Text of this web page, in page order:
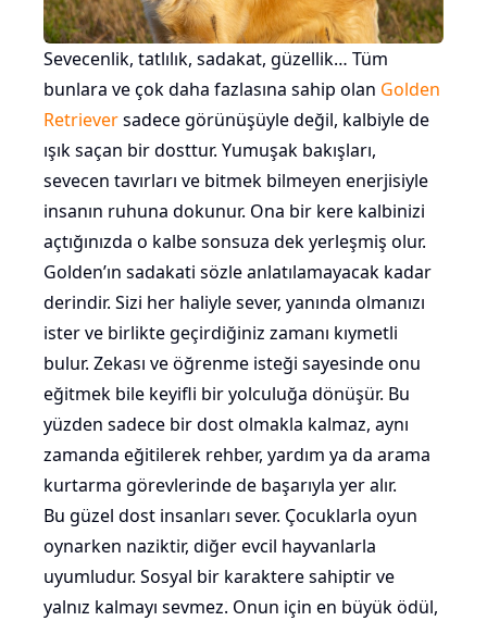
Sevecenlik, tatlılık, sadakat, güzellik… Tüm
bunlara ve çok daha fazlasına sahip olan Golden
Retrieversadece görünüşüyle değil, kalbiyle de
ışık saçan bir dosttur. Yumuşak bakışları,
sevecen tavırları ve bitmek bilmeyen enerjisiyle
insanın ruhuna dokunur. Ona bir kere kalbinizi
açtığınızda o kalbe sonsuza dek yerleşmiş olur.
Golden’ın sadakati sözle anlatılamayacak kadar
derindir. Sizi her haliyle sever, yanında olmanızı
ister ve birlikte geçirdiğiniz zamanı kıymetli
bulur. Zekası ve öğrenme isteği sayesinde onu
eğitmek bile keyifli bir yolculuğa dönüşür. Bu
yüzden sadece bir dost olmakla kalmaz, aynı
zamanda eğitilerek rehber, yardım ya da arama
kurtarma görevlerinde de başarıyla yer alır.
Bu güzel dost insanları sever. Çocuklarla oyun
oynarken naziktir, diğer evcil hayvanlarla
uyumludur. Sosyal bir karaktere sahiptir ve
yalnız kalmayı sevmez. Onun için en büyük ödül,